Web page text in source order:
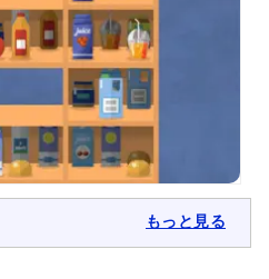
もっと見る